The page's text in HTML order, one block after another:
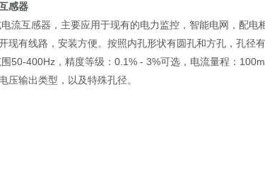
感器
互感器，主要应用于现有的电力监控，智能电网，配电
现有线路，安装方便。按照内孔形状有圆孔和方孔，孔径
400Hz，精度等级：0.1% - 3%可选，电流量程：
压输出类型，以及特殊孔径。